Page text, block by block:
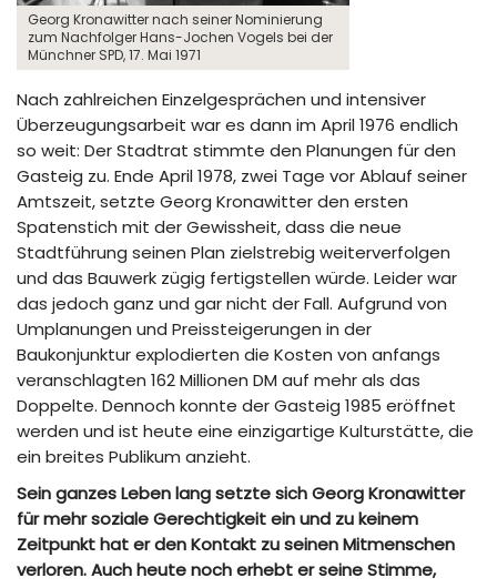
Georg Kronawitter nach seiner Nominierung
zum Nachfolger Hans-Jochen Vogels bei der
Münchner SPD, 17. Mai 1971
Nach zahlreichen Einzelgesprächen und intensiver
Überzeugungsarbeit war es dann im April 1976 endlich
so weit: Der Stadtrat stimmte den Planungen für den
Gasteig zu. Ende April 1978, zwei Tage vor Ablauf seiner
Amtszeit, setzte Georg Kronawitter den ersten
Spatenstich mit der Gewissheit, dass die neue
Stadtführung seinen Plan zielstrebig weiterverfolgen
und das Bauwerk zügig fertigstellen würde. Leider war
das jedoch ganz und gar nicht der Fall. Aufgrund von
Umplanungen und Preissteigerungen in der
Baukonjunktur explodierten die Kosten von anfangs
veranschlagten 162 Millionen DM auf mehr als das
Doppelte. Dennoch konnte der Gasteig 1985 eröffnet
werden und ist heute eine einzigartige Kulturstätte, die
ein breites Publikum anzieht.
Sein ganzes Leben lang setzte sich Georg Kronawitter
für mehr soziale Gerechtigkeit ein und zu keinem
Zeitpunkt hat er den Kontakt zu seinen Mitmenschen
verloren. Auch heute noch erhebt er seine Stimme,